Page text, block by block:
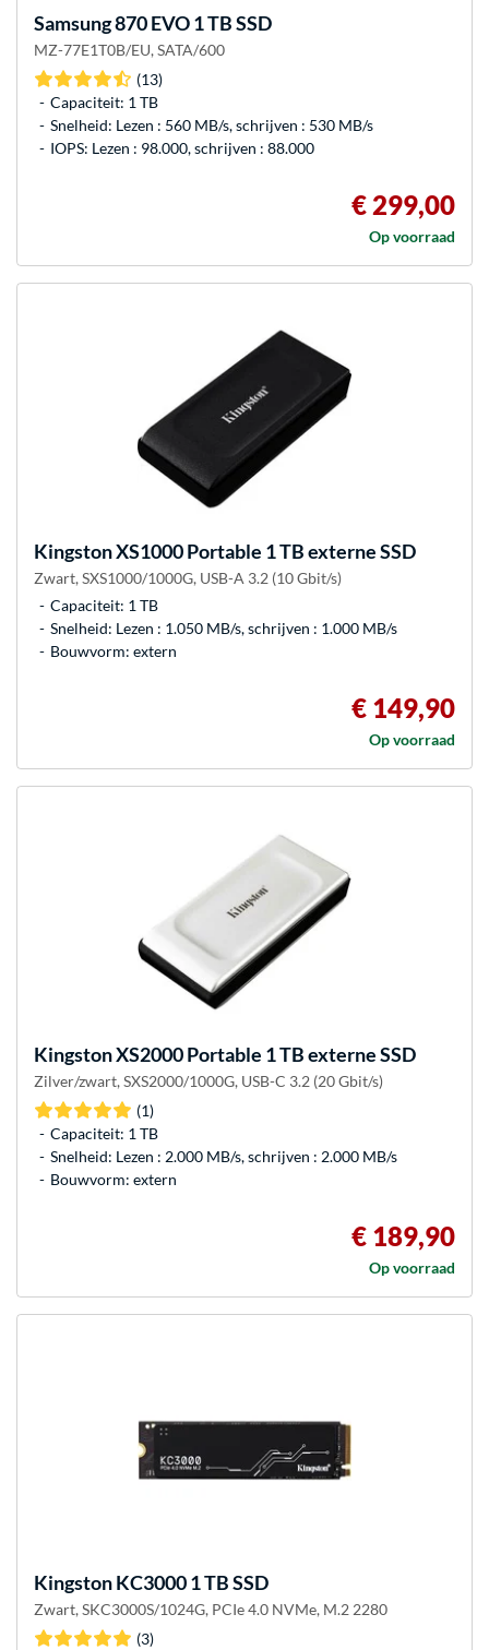
Samsung870 EVO 1 TB SSD
MZ-77E1T0B/EU, SATA/600
(13)
Capaciteit: 1 TB
Snelheid: Lezen : 560 MB/s, schrijven : 530 MB/s
IOPS: Lezen : 98.000, schrijven : 88.000
€ 299,00
Op voorraad
KingstonXS1000 Portable 1 TB externe SSD
Zwart, SXS1000/1000G, USB-A 3.2 (10 Gbit/s)
Capaciteit: 1 TB
Snelheid: Lezen : 1.050 MB/s, schrijven : 1.000 MB/s
Bouwvorm: extern
€ 149,90
Op voorraad
KingstonXS2000 Portable 1 TB externe SSD
Zilver/zwart, SXS2000/1000G, USB-C 3.2 (20 Gbit/s)
(1)
Capaciteit: 1 TB
Snelheid: Lezen : 2.000 MB/s, schrijven : 2.000 MB/s
Bouwvorm: extern
€ 189,90
Op voorraad
KingstonKC3000 1 TB SSD
Zwart, SKC3000S/1024G, PCIe 4.0 NVMe, M.2 2280
(3)